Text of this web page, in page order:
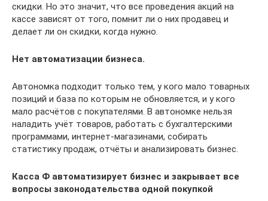
скидки. Но это значит, что все проведения акций на
кассе зависят от того, помнит ли о них продавец и
делает ли он скидки, когда нужно.
Нет автоматизации бизнеса.
Автономка подходит только тем, у кого мало товарных
позиций и база по которым не обновляется, и у кого
мало расчётов с покупателями. В автономке нельзя
наладить учёт товаров, работать с бухгалтерскими
программами, интернет-магазинами, собирать
статистику продаж, отчёты и анализировать бизнес.
Касса Ф автоматизирует бизнес и закрывает все
вопросы законодательства одной покупкой